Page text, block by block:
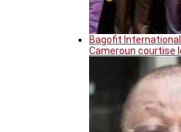
Bagofit International
Cameroun courtise